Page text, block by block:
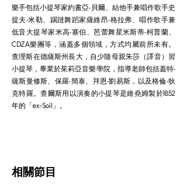
樂手包括小提琴家約書亞‧貝爾、結他手兼唱作歌手史
提夫‧米勒、踢躂舞蹈家薩維昂‧格拉弗、唱作歌手兼
低音大提琴家米高‧塞伯、芭蕾舞星米斯蒂‧柯普蘭、
CDZA樂團等，涵蓋多個領域，方式均屬前所未有。
查理斯在德薩斯州長大，自少隨母親朱莎（譯音）習
小提琴，畢業於茱莉亞音樂學院，指導老師包括蓋特‧
薩斯曼修斯、保羅‧簡泰、拜恩‧劉易斯，以及格倫‧狄
克特羅。查爾斯用以演奏的小提琴是維堯姆製於1852
年的「ex-Soil」。
相關節目